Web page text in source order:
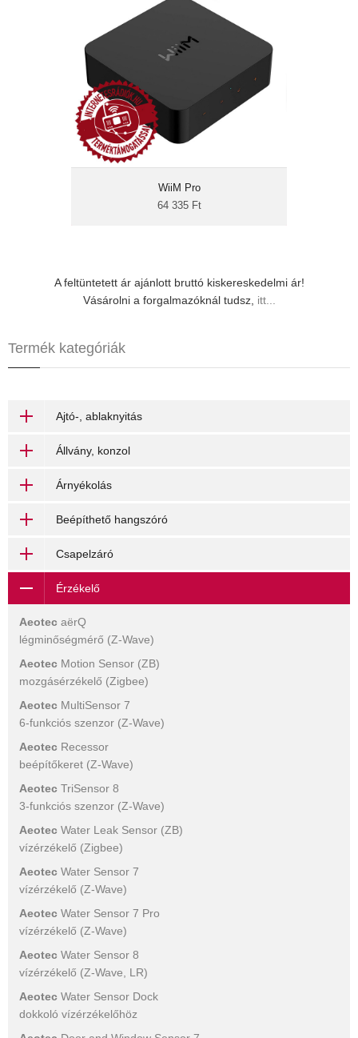
WiiM Pro
64 335 Ft
Burr Brown DAC
Airpla 2, DLNA
okosotthon-integráció
Spotify, TIDAL, stb.
High-end hangminőségű Burr Brown DAC-
kal rendelkező hálózati HD-s (max. 24-
bit/192 kHz) zenelejátszó. Multiroom
platform). Az okosotthon vezérlőközpontja is
vezérelheti. Alexa hangvezérlés.
A feltüntetett ár ajánlott bruttó kiskereskedelmi ár!
Vásárolni a forgalmazóknál tudsz, itt...
Termék kategóriák
Ajtó-, ablaknyitás
Állvány, konzol
Árnyékolás
Beépíthető hangszóró
Csapelzáró
Érzékelő
Aeotec aërQ
légminőségmérő (Z-Wave)
Aeotec Motion Sensor (ZB)
mozgásérzékelő (Zigbee)
Aeotec MultiSensor 7
6-funkciós szenzor (Z-Wave)
Aeotec Recessor
beépítőkeret (Z-Wave)
Aeotec TriSensor 8
3-funkciós szenzor (Z-Wave)
Aeotec Water Leak Sensor (ZB)
vízérzékelő (Zigbee)
Aeotec Water Sensor 7
vízérzékelő (Z-Wave)
Aeotec Water Sensor 7 Pro
vízérzékelő (Z-Wave)
Aeotec Water Sensor 8
vízérzékelő (Z-Wave, LR)
Aeotec Water Sensor Dock
dokkoló vízérzékelőhöz